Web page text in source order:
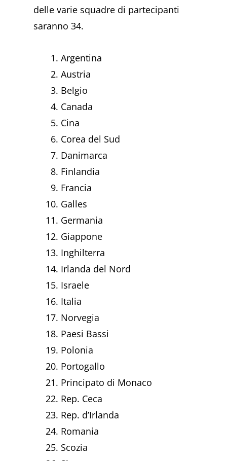
delle varie squadre di partecipanti
saranno 34.
Argentina
Austria
Belgio
Canada
Cina
Corea del Sud
Danimarca
Finlandia
Francia
Galles
Germania
Giappone
Inghilterra
Irlanda del Nord
Israele
Italia
Norvegia
Paesi Bassi
Polonia
Portogallo
Principato di Monaco
Rep. Ceca
Rep. d’Irlanda
Romania
Scozia